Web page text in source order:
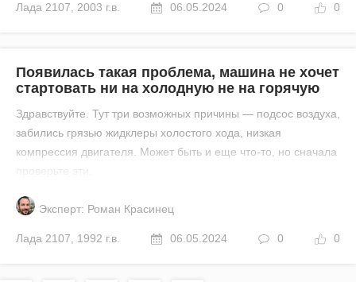
Лада 2107 2003 г.в. 06.05.2024 0 0
Появилась такая проблема, машина не хочет
стартовать ни на холодную не на горячую
Здравствуйте. Тут три возможных причины — подсос воздуха,
забились грязью жидклеры холостого хода, низкая
компрессия двигателя. Может быть и еще что-то, но сначала
Эксперт: Роман Красинец
Лада 2107 1992 г.в. 06.05.2024 0 0